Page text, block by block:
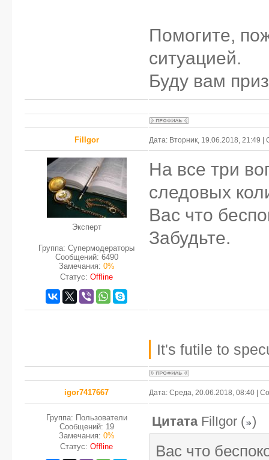
Помогите,
ситуацией.
Буду вам
FilIgor Дата: Вторник, 19.06.2018, 21:49
Эксперт
Группа: Супермодераторы
Сообщений: 6490
Замечания: 0%
Статус: Offline
На все три
следовых
Вас что
Забудьте.
It's futile to
igor7417667 Дата: Среда, 20.06.2018, 08:40 |
Группа: Пользователи
Сообщений: 19
Замечания: 0%
Статус: Offline
Цитата FilIgor ( )
Вас что